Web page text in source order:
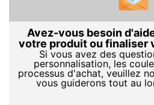
Avez-vous besoin
votre produit ou finaliser
Si vous avez des
personnalisation, les
processus d'achat, veuillez
vous guiderons tout au